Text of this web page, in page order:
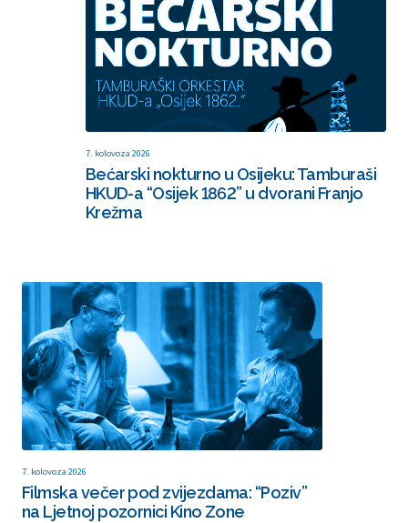
7. kolovoza 2026
Bećarski nokturno u Osijeku: Tamburaši
HKUD-a “Osijek 1862” u dvorani Franjo
Krežma
7. kolovoza 2026
Filmska večer pod zvijezdama: “Poziv”
na Ljetnoj pozornici Kino Zone